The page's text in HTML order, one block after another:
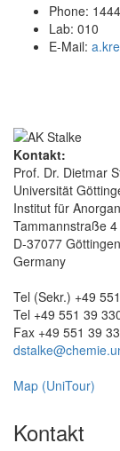
Phone:
Lab: 010
E-Mail:
Kontakt:
Prof. Dr. Dietmar
Universität
Institut für
Tammannstraße 4
D-37077 Göttingen
Germany
Tel (Sekr.) +49
Tel +49 551 39
Fax +49 551 39
Map (UniTour)
Kontakt